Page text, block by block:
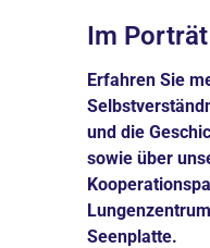
Im Porträt
Erfahren Sie
und die
sowie über
Seenplatte.